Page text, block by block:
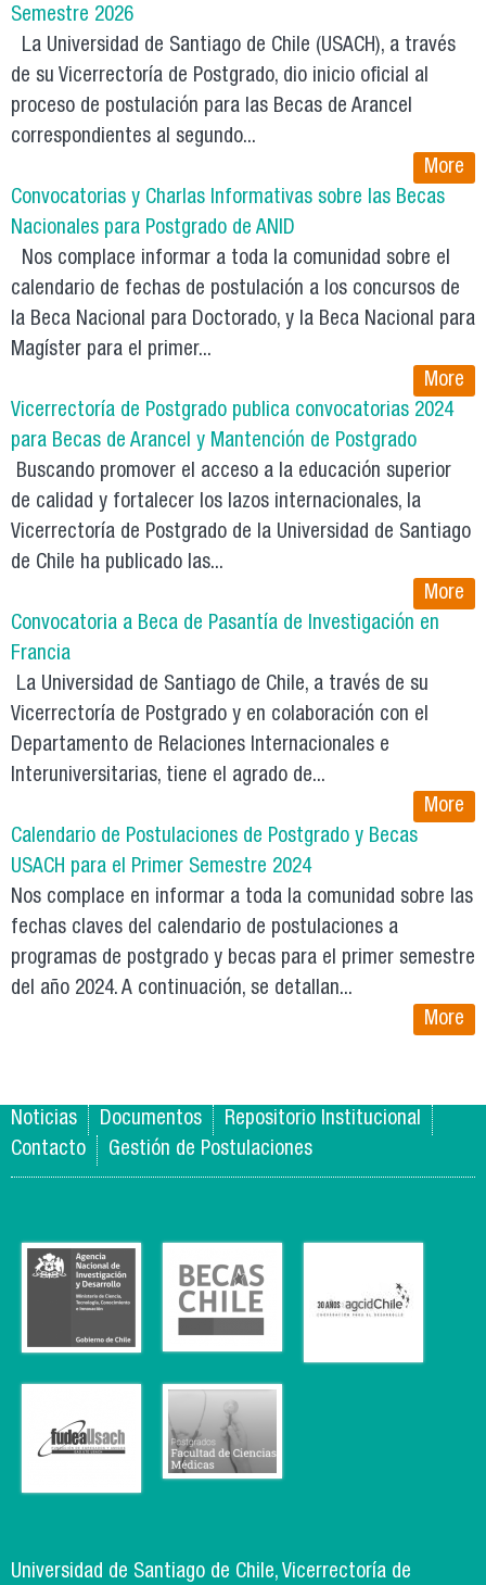
Semestre 2026
La Universidad de Santiago de Chile (USACH), a través
de su Vicerrectoría de Postgrado, dio inicio oficial al
proceso de postulación para las Becas de Arancel
correspondientes al segundo...
More
Convocatorias y Charlas Informativas sobre las Becas
Nacionales para Postgrado de ANID
Nos complace informar a toda la comunidad sobre el
calendario de fechas de postulación a los concursos de
la Beca Nacional para Doctorado, y la Beca Nacional para
Magíster para el primer...
More
Vicerrectoría de Postgrado publica convocatorias 2024
para Becas de Arancel y Mantención de Postgrado
Buscando promover el acceso a la educación superior
de calidad y fortalecer los lazos internacionales, la
Vicerrectoría de Postgrado de la Universidad de Santiago
de Chile ha publicado las...
More
Convocatoria a Beca de Pasantía de Investigación en
Francia
La Universidad de Santiago de Chile, a través de su
Vicerrectoría de Postgrado y en colaboración con el
Departamento de Relaciones Internacionales e
Interuniversitarias, tiene el agrado de...
More
Calendario de Postulaciones de Postgrado y Becas
USACH para el Primer Semestre 2024
Nos complace en informar a toda la comunidad sobre las
fechas claves del calendario de postulaciones a
programas de postgrado y becas para el primer semestre
del año 2024. A continuación, se detallan...
More
Noticias Documentos
Repositorio Institucional
Contacto
Gestión de Postulaciones
Universidad de Santiago de Chile, Vicerrectoría de